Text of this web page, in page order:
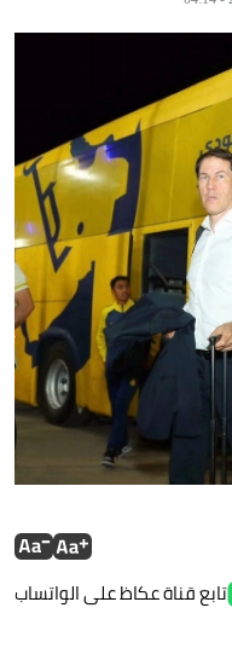
تابع قناة عكاظ على الواتساب